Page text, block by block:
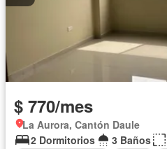
$ 770/mes
La Aurora, Cantón Daule
2 Dormitorios
3 Baños